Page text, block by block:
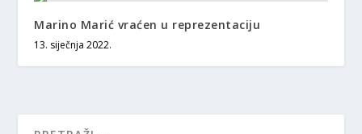
Marino Marić vraćen u reprezentaciju
13. siječnja 2022.